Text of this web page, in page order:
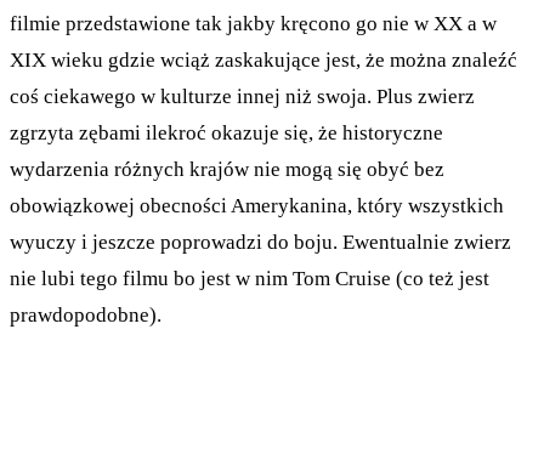
filmie przedstawione tak jakby kręcono go nie w XX a w
XIX wieku gdzie wciąż zaskakujące jest, że można znaleźć
coś ciekawego w kulturze innej niż swoja. Plus zwierz
zgrzyta zębami ilekroć okazuje się, że historyczne
wydarzenia różnych krajów nie mogą się obyć bez
obowiązkowej obecności Amerykanina, który wszystkich
wyuczy i jeszcze poprowadzi do boju. Ewentualnie zwierz
nie lubi tego filmu bo jest w nim Tom Cruise (co też jest
prawdopodobne).